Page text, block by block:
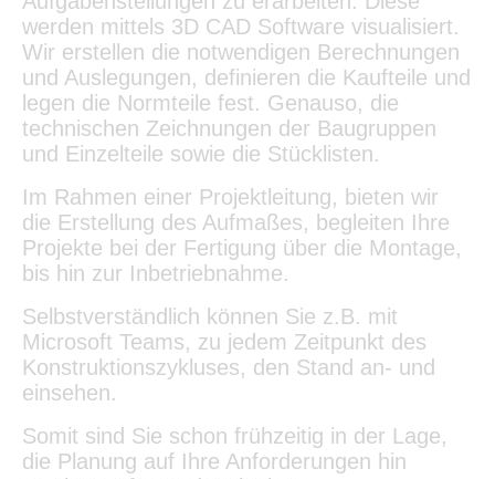
werden mittels 3D CAD Software visualisiert.
Wir erstellen die notwendigen Berechnungen
und Auslegungen, definieren die Kaufteile und
legen die Normteile fest. Genauso, die
technischen Zeichnungen der Baugruppen
und Einzelteile sowie die Stücklisten.
Im Rahmen einer Projektleitung, bieten wir
die Erstellung des Aufmaßes, begleiten Ihre
Projekte bei der Fertigung über die Montage,
bis hin zur Inbetriebnahme.
Selbstverständlich können Sie z.B. mit
Microsoft Teams, zu jedem Zeitpunkt des
Konstruktionszykluses, den Stand an- und
einsehen.
Somit sind Sie schon frühzeitig in der Lage,
die Planung auf Ihre Anforderungen hin